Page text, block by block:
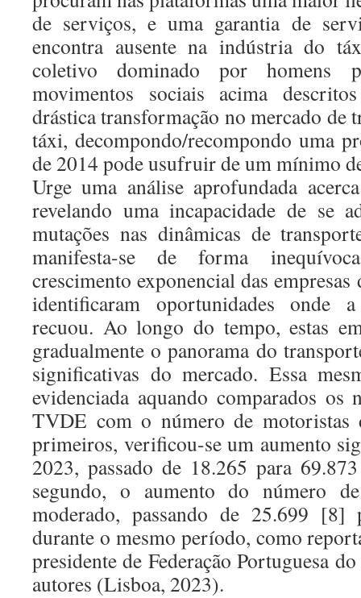
de serviços, e uma garantia de
encontra ausente na indústria do
coletivo dominado por homens
movimentos sociais acima
drástica transformação no mercado de
táxi, decompondo/recompondo uma
de 2014 pode usufruir de um mínimo
Urge uma análise aprofundada
revelando uma incapacidade de se
mutações nas dinâmicas de
manifesta-se de forma
crescimento exponencial das
identificaram oportunidades onde
recuou. Ao longo do tempo, estas
gradualmente o panorama do
significativas do mercado. Essa
evidenciada aquando comparados os
TVDE com o número de motoristas
primeiros, verificou-se um aumento
2023, passado de 18.265 para
segundo, o aumento do número
moderado, passando de 25.699 [8]
durante o mesmo período, como
presidente de Federação Portuguesa
autores (Lisboa, 2023).